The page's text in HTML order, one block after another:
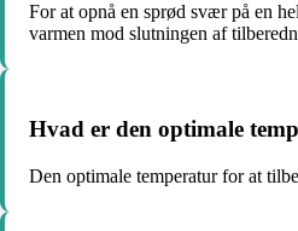
For at opnå en sprød svær på en
varmen mod slutningen af
Hvad er den optimale
Den optimale temperatur for at